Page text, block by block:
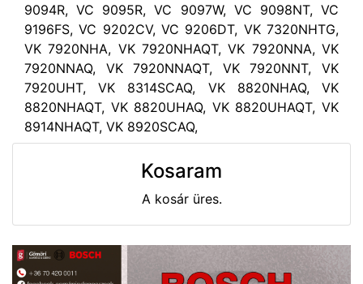
9094R, VC 9095R, VC 9097W, VC 9098NT, VC
9196FS, VC 9202CV, VC 9206DT, VK 7320NHTG,
VK 7920NHA, VK 7920NHAQT, VK 7920NNA, VK
7920NNAQ, VK 7920NNAQT, VK 7920NNT, VK
7920UHT, VK 8314SCAQ, VK 8820NHAQ, VK
8820NHAQT, VK 8820UHAQ, VK 8820UHAQT, VK
8914NHAQT, VK 8920SCAQ,
Kosaram
A kosár üres.